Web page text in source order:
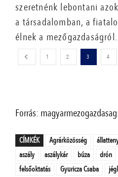
szeretnénk lebontani
a társadalomban, a
élnek a mezőgazdaságról.
1 2 3 4
Forrás:
CÍMKÉK Agrárközösség
aszály
aszálykár búza drón
felsőoktatás
Gyuricza Csaba